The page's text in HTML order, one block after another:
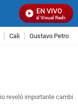
EN VIVO
Señal Visual Radio
Cali Gustavo Petro
reveló importante